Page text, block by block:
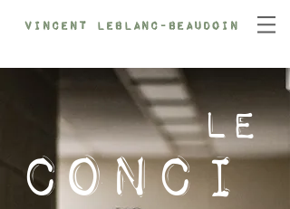
Vincent Leblanc-Beaudoin
Conci
Le